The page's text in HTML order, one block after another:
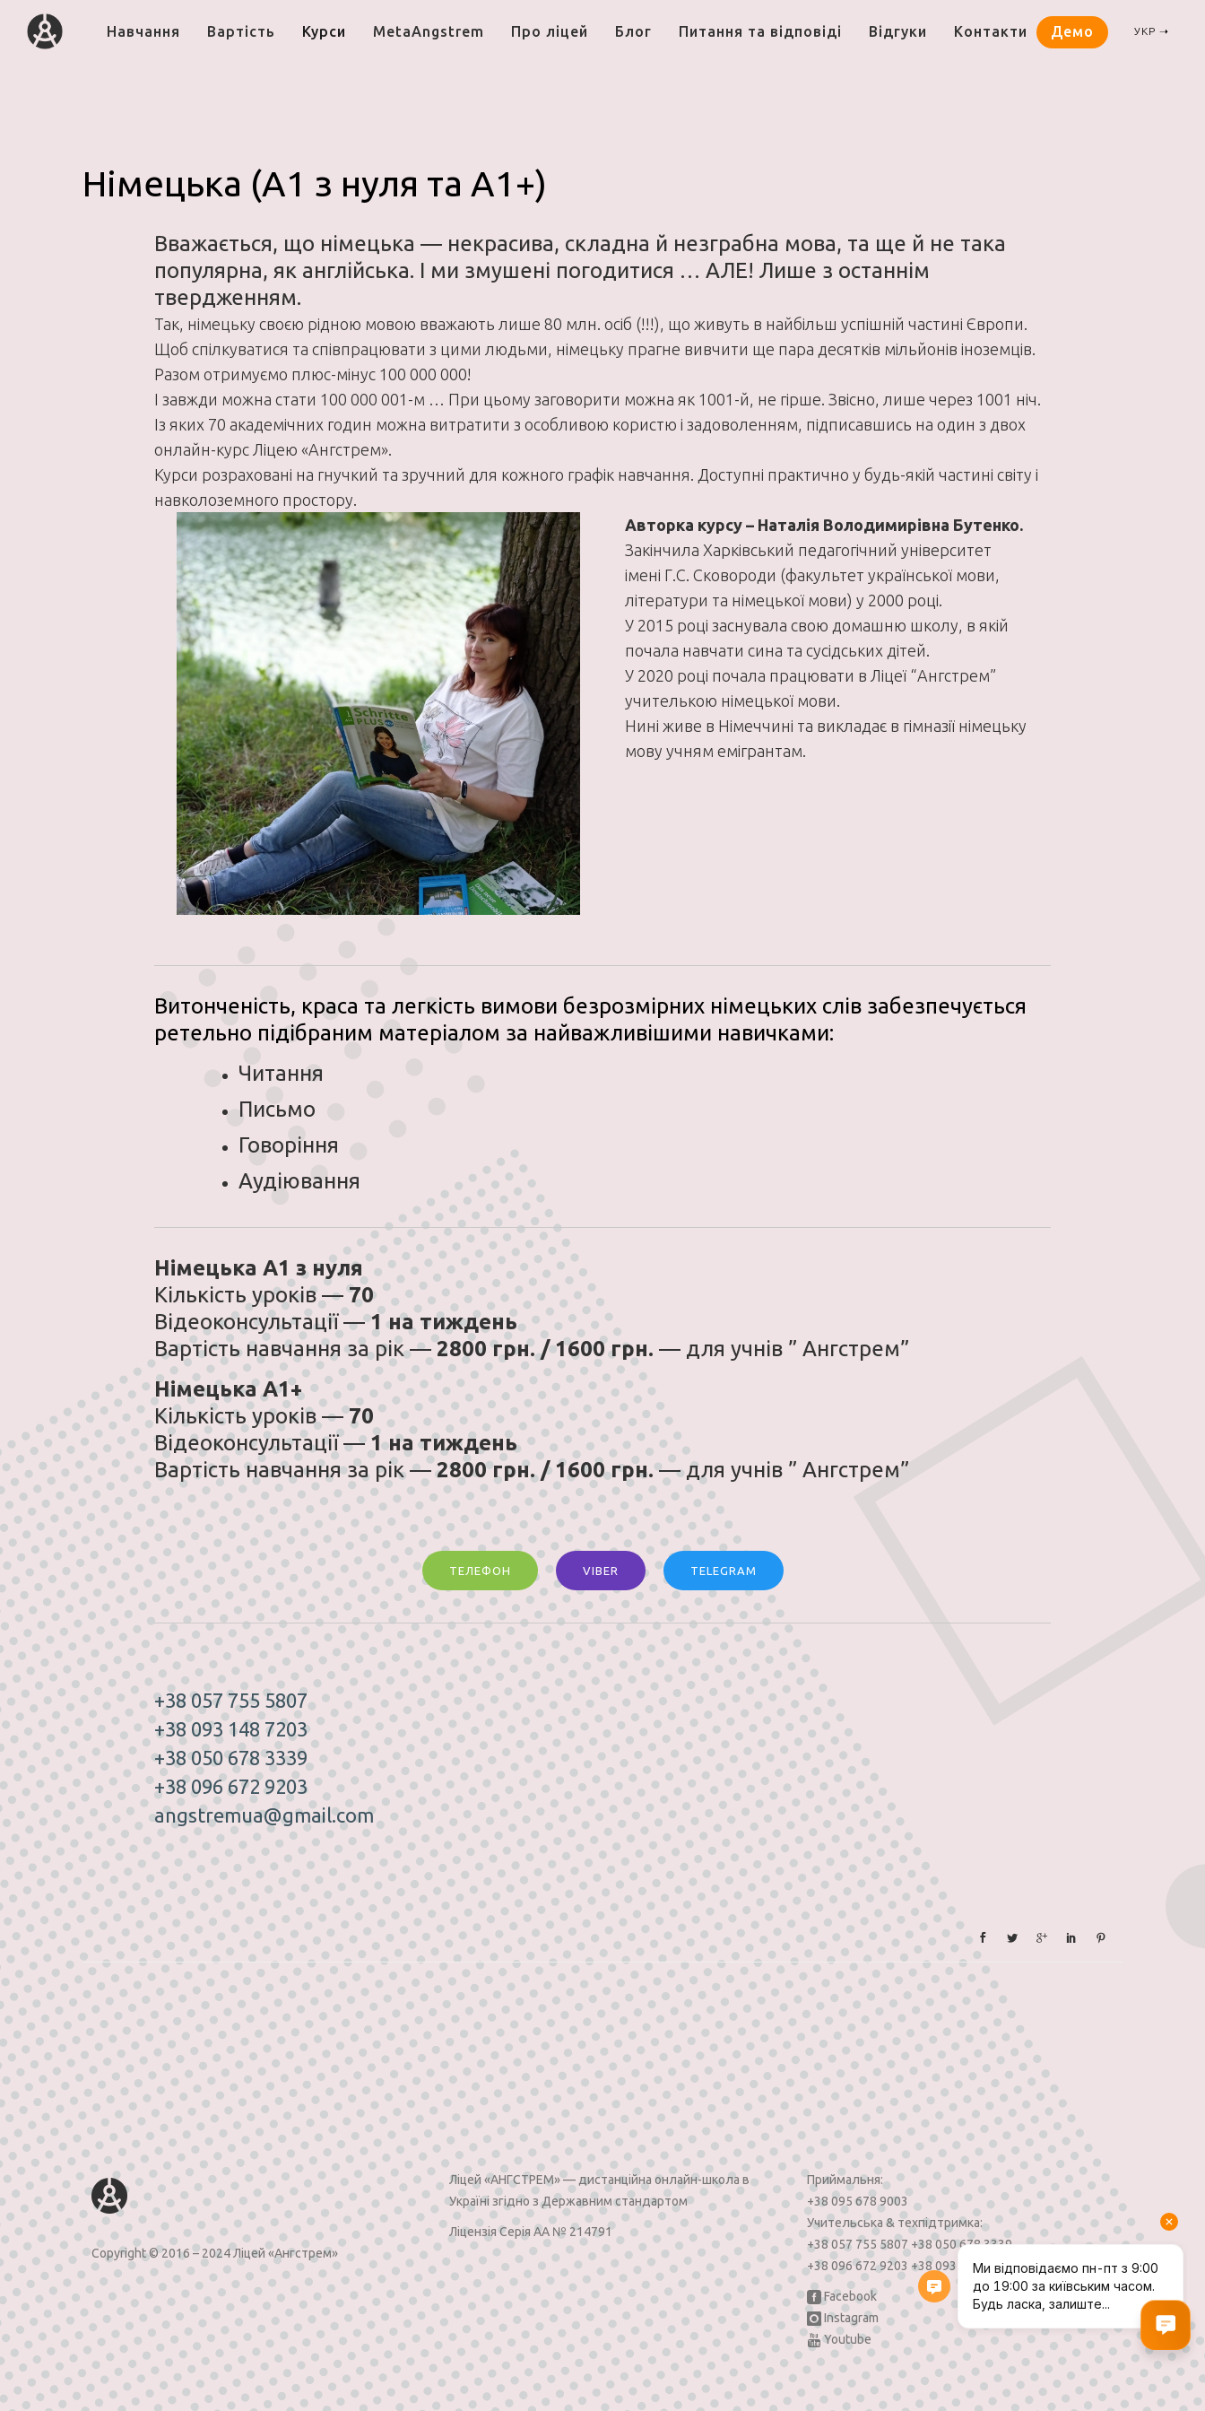
Навчання Вартість Курси MetaAngstrem Про лiцей Блог Питання та відповіді Відгуки Контакти Демо УКР ➝
Німецька (A1 з нуля та A1+)
Вважається, що німецька — некрасива, складна й незграбна мова, та ще й не така
популярна, як англійська. І ми змушені погодитися … АЛЕ! Лише з останнім
твердженням.
Так, німецьку своєю рідною мовою вважають лише 80 млн. осіб (!!!), що живуть в найбільш успішній частині Європи.
Щоб спілкуватися та співпрацювати з цими людьми, німецьку прагне вивчити ще пара десятків мільйонів іноземців.
Разом отримуємо плюс-мінус 100 000 000!
І завжди можна стати 100 000 001-м … При цьому заговорити можна як 1001-й, не гірше. Звісно, лише через 1001 ніч.
Із яких 70 академічних годин можна витратити з особливою користю і задоволенням, підписавшись на один з двох
онлайн-курс Ліцею «Ангстрем».
Курси розраховані на гнучкий та зручний для кожного графік навчання. Доступні практично у будь-якій частині світу і
навколоземного простору.
Авторка курсу – Наталія Володимирівна Бутенко.
Закінчила Харківський педагогічний університет
імені Г.С. Сковороди (факультет української мови,
літератури та німецької мови) у 2000 році.
У 2015 році заснувала свою домашню школу, в якій
почала навчати сина та сусідських дітей.
У 2020 році почала працювати в Ліцеї “Ангстрем”
учителькою німецької мови.
Нині живе в Німеччині та викладає в гімназії німецьку
мову учням емігрантам.
Витонченість, краса та легкість вимови безрозмірних німецьких слів забезпечується
ретельно підібраним матеріалом за найважливішими навичками:
Читання
Письмо
Говорiння
Аудіювання
Німецька А1 з нуля
Кількість уроків —70
Відеоконсультації —1 на тиждень
Вартість навчання за рік —2800 грн. / 1600 грн. — для учнів ” Ангстрем”
Німецька А1+
Кількість уроків —70
Відеоконсультації —1 на тиждень
Вартість навчання за рік —2800 грн. / 1600 грн.— для учнів ” Ангстрем”
ТЕЛЕФОН VIBER TELEGRAM
+38 057 755 5807
+38 093 148 7203
+38 050 678 3339
+38 096 672 9203
angstremua@gmail.com
Copyright © 2016 – 2024 Лiцей «Ангстрем»
Лiцей «АНГСТРЕМ» —дистанційна онлайн-школа в
Україні згідно з Державним стандартом
Ліцензія Серія АА № 214791
Приймальня:
+38 095 678 9003
Учительська & техпідтримка:
+38 057 755 5807 +38 050 678 3339
+38 096 672 9203 +38 093 148 7203
Facebook
Instagram
Youtube